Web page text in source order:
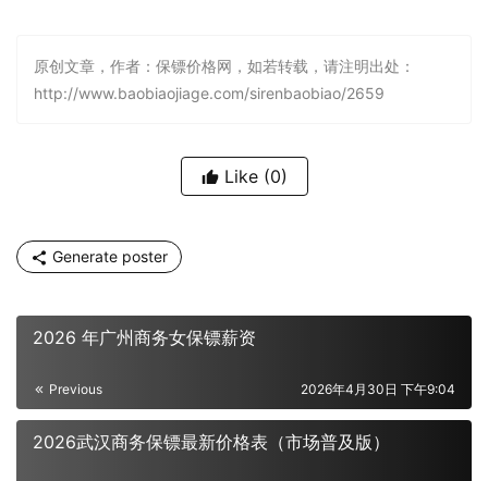
原创文章，作者：保镖价格网，如若转载，请注明出处：
http://www.baobiaojiage.com/sirenbaobiao/2659
Like (0)
Generate poster
2026 年广州商务女保镖薪资
Previous 2026年4月30日 下午9:04
2026武汉商务保镖最新价格表（市场普及版）